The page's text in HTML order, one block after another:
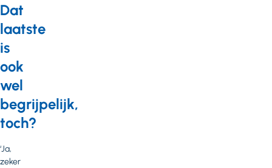
Dat
laatste
is
ook
wel
begrijpelijk,
toch?
‘Ja,
zeker